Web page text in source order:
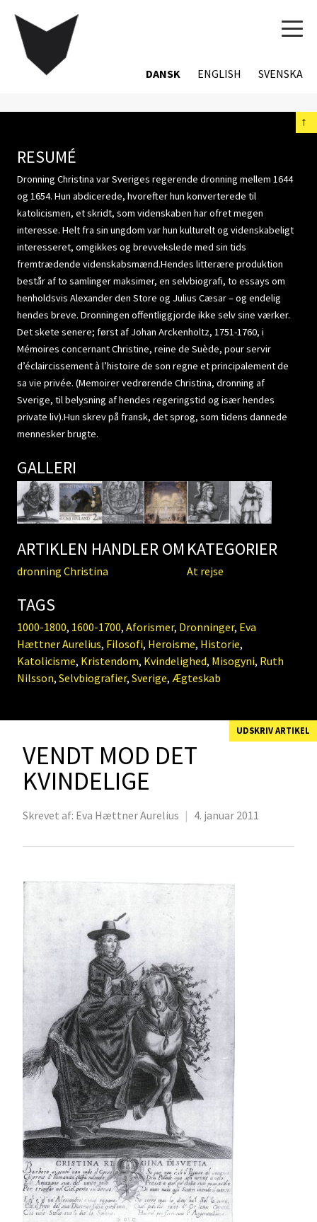
DANSK ENGLISH SVENSKA
←
RESUMÉ
Dronning Christina var Sveriges regerende dronning mellem 1644
og 1654. Hun abdicerede, hvorefter hun konverterede til
katolicismen, et skridt, som videnskaben har ofret megen
interesse. Helt fra sin ungdom var hun kulturelt og videnskabeligt
interesseret, omgikkes og brevvekslede med sin tids
fremtrædende videnskabsmænd.Hendes litterære produktion
består af to samlinger maksimer, en selvbiografi, to essays om
henholdsvis Alexander den Store og Julius Cæsar – og endelig
hendes breve. Dronningen offentliggjorde ikke selv sine værker.
Det skete senere; først af Johan Arckenholtz, 1751-1760, i
Mémoires concernant Christine, reine de Suède, pour servir
d’éclaircissement à l’histoire de son regne et principalement de
sa vie privée. (Memoirer vedrørende Christina, dronning af
Sverige, til belysning af hendes regeringstid og især hendes
private liv).Hun skrev på fransk, det sprog, som tidens dannede
mennesker brugte.
GALLERI
ARTIKLEN HANDLER OM
dronning Christina
KATEGORIER
At rejse
TAGS
1000-1800, 1600-1700, Aforismer, Dronninger, Eva
Hættner Aurelius, Filosofi, Heroisme, Historie,
Katolicisme, Kristendom, Kvindelighed, Misogyni, Ruth
Nilsson, Selvbiografier, Sverige, Ægteskab
UDSKRIV ARTIKEL
VENDT MOD DET
KVINDELIGE
Skrevet af: Eva Hættner Aurelius | 4. januar 2011